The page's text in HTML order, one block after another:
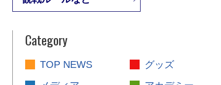
Category
TOP NEWS
グッズ